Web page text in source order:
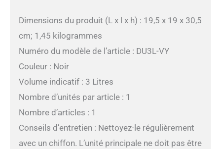
Dimensions du produit (L x l x h) : 19,5 x 19 x 30,5
cm; 1,45 kilogrammes
Numéro du modèle de l’article : DU3L-VY
Couleur : Noir
Volume indicatif : 3 Litres
Nombre d’unités par article : 1
Nombre d’articles : 1
Conseils d’entretien : Nettoyez-le régulièrement
avec un chiffon. L’unité principale ne doit pas être